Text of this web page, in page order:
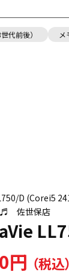
代前後）
D (Corei5
♬ 佐世保店
円